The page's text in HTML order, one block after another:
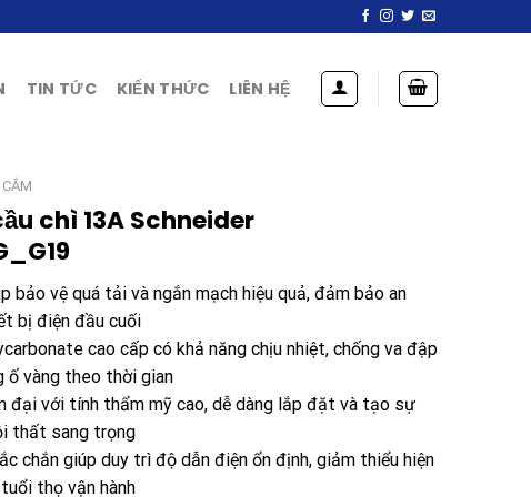
TIN TỨC KIẾN THỨC LIÊN HỆ
chì 13A Schneider
bảo vệ quá tải và ngắn mạch hiệu quả, đảm bảo an
bị điện đầu cuối
cao cấp có khả năng chịu nhiệt, chống va đập
ố vàng theo thời gian
đại với tính thẩm mỹ cao, dễ dàng lắp đặt và tạo sự
thất sang trọng
chắn giúp duy trì độ dẫn điện ổn định, giảm thiểu hiện
thọ vận hành